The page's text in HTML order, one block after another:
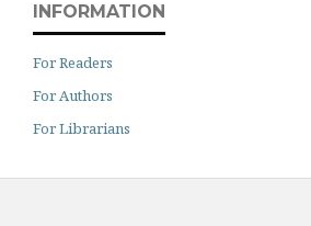
INFORMATION
For Readers
For Authors
For Librarians